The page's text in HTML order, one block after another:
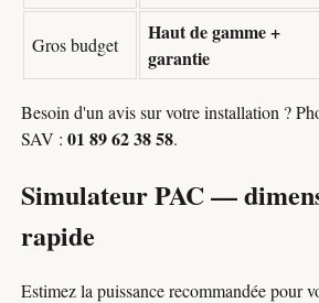
Gros budget
Haut de gamme +
garantie
Besoin d'un avis sur votre installation ?
SAV :01 89 62 38 58.
Simulateur PAC —
rapide
Estimez la puissance recommandée pour